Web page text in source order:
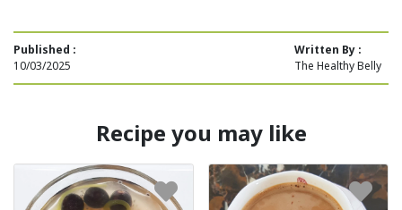
Published :
10/03/2025
Written By :
The Healthy Belly
Recipe you may like